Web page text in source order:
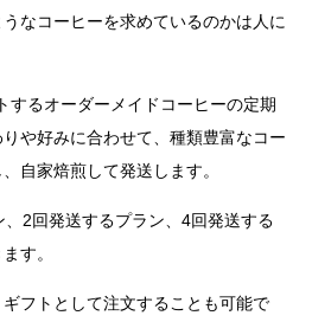
なコーヒーを求めているのかは人に
するオーダーメイドコーヒーの定期
や好みに合わせて、種類豊富なコー
自家焙煎して発送します。
2回発送するプラン、4回発送する
す。
フトとして注文することも可能で